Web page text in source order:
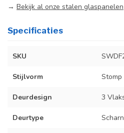
→ Bekijk al onze stalen glaspanelen
Specificaties
SKU
Stijlvorm Stomp
Deurdesign 3
Deurtype